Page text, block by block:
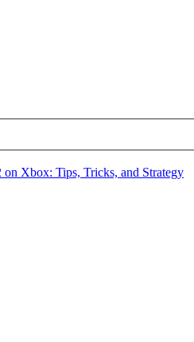
on Xbox: Tips, Tricks, and Strategy